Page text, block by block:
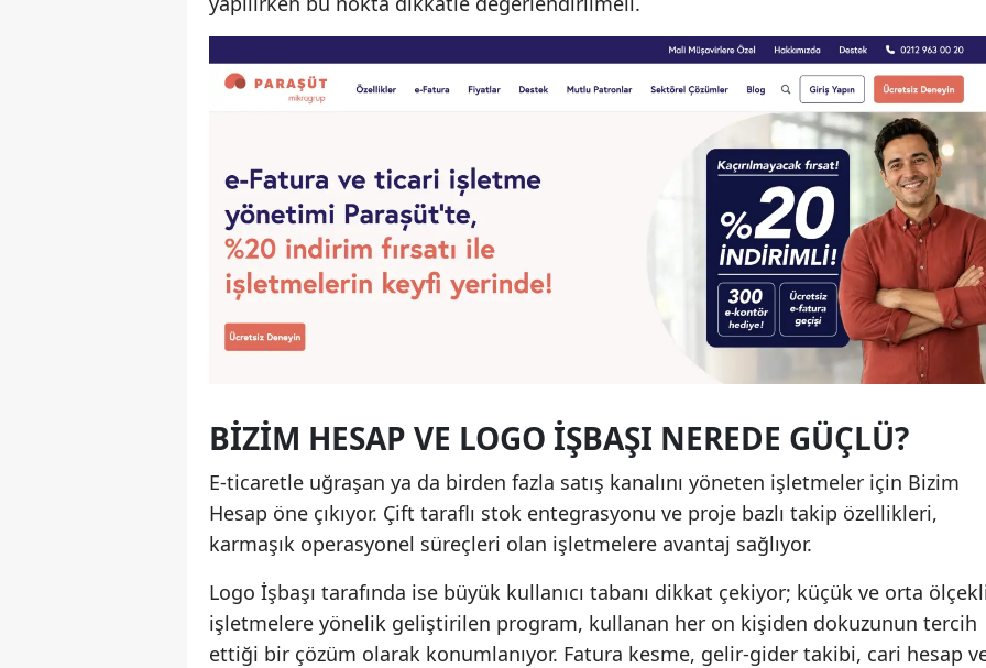
BIZIM HESAP VE LOGO İŞBAŞI NEREDE GÜÇLÜ?
E-ticaretle uğraşan ya da birden fazla satış kanalını yöneten işletmeler için Bizim
Hesap öne çıkıyor. Çift taraflı stok entegrasyonu ve proje bazlı takip özellikleri,
karmaşık operasyonel süreçleri olan işletmelere avantaj sağlıyor.
Logo İşbaşı tarafında ise büyük kullanıcı tabanı dikkat çekiyor; küçük ve orta
işletmelere yönelik geliştirilen program, kullanan her on kişiden dokuzunun tercih
ettiği bir çözüm olarak konumlanıyor. Fatura kesme, gelir-gider takibi, cari hesap